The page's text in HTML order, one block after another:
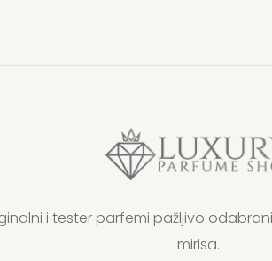
i tester parfemi pažljivo
mirisa.